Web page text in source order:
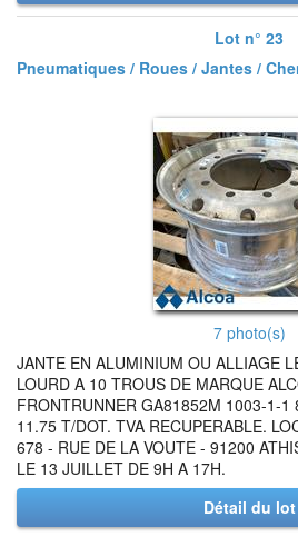
Lot n° 23
Pneumatiques / Roues / Jantes /
7 photo(s)
JANTE EN ALUMINIUM OU ALLIAGE
LOURD A 10 TROUS DE MARQUE
FRONTRUNNER GA81852M 1003-1-1
11.75 T/DOT. TVA RECUPERABLE.
678 - RUE DE LA VOUTE - 91200
LE 13 JUILLET DE 9H A 17H.
Détail du lot